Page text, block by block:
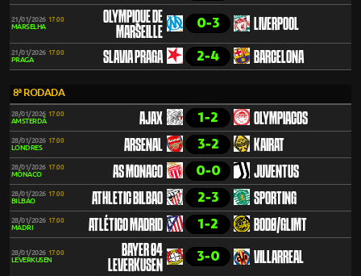
21/01/2026 17:00
MARSELHA
OLYMPIQUE DE
MARSEILLE
0-3 LIVERPOOL
21/01/2026 17:00
PRAGA SLAVIA PRAGA 2-4 BARCELONA
8ª RODADA
28/01/2026 17:00
AMSTERDÃ AJAX 1-2 OLYMPIACOS
28/01/2026 17:00
LONDRES ARSENAL 3-2 KAIRAT
28/01/2026 17:00
MÔNACO AS MONACO 0-0 JUVENTUS
28/01/2026 17:00
BILBAO ATHLETIC BILBAO 2-3 SPORTING
28/01/2026 17:00
MADRI ATLÉTICO MADRID 1-2 BODØ/GLIMT
28/01/2026 17:00
LEVERKUSEN
BAYER 04
LEVERKUSEN
3-0 VILLARREAL